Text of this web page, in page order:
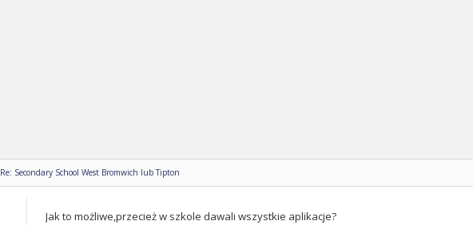
Re: Secondary School West Bromwich lub Tipton
Jak to możliwe,przecież w szkole dawali wszystkie aplikacje?